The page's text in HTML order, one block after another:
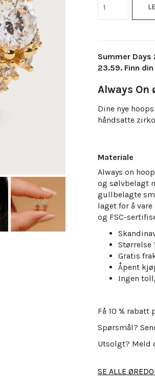
Summer
23.59. Finn
Always On
Dine nye
håndsatte
Materiale
Always on
og sølvbelagt
gullbelagte
laget for å vare
og FSC-
Størrelse
Gratis
Åpent
Ingen
Få 10 %
Spørsmål?
Utsolgt? Meld
SE ALLE